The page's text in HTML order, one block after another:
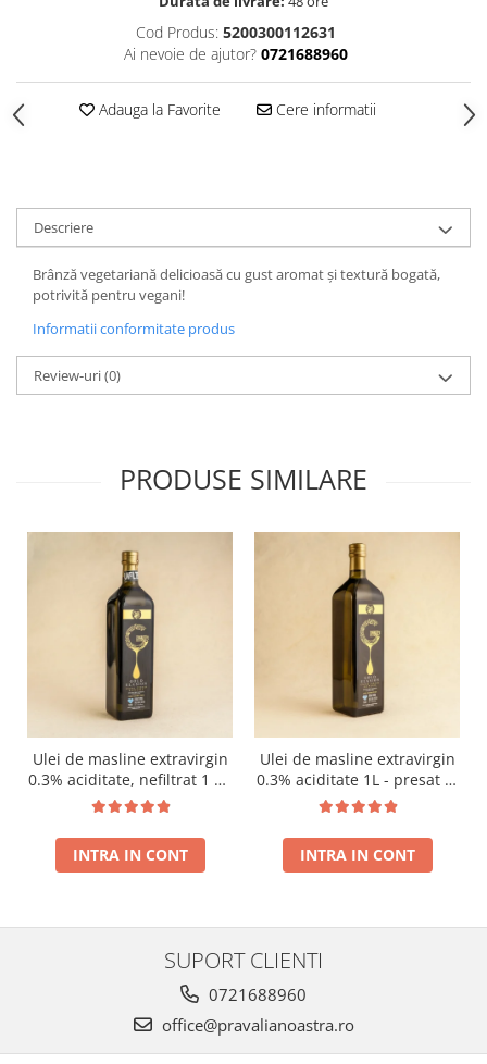
Cod Produs: 5200300112631
Ai nevoie de ajutor? 0721688960
Adauga la Favorite Cere informatii
Descriere
Brânză vegetariană delicioasă cu gust aromat și textură bogată,
potrivită pentru vegani!
Informatii conformitate produs
Review-uri(0)
PRODUSE SIMILARE
Ulei de masline extravirgin
0.3% aciditate, nefiltrat 1 L -
presat la rece RECOLTA
INTRA IN CONT
Ulei de masline extravirgin
0.3% aciditate 1L - presat la
rece RECOLTA NOUA
INTRA IN CONT
SUPORT CLIENTI
0721688960
office@pravalianoastra.ro